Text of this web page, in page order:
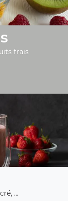
frais
...